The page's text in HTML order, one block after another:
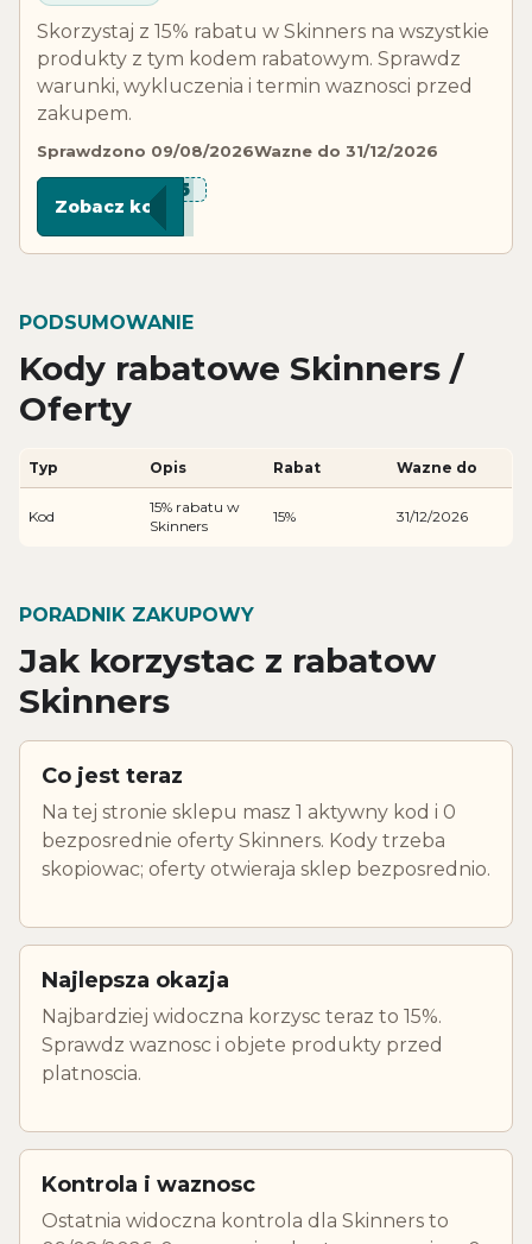
Skorzystaj z 15% rabatu w Skinners na wszystkie
produkty z tym kodem rabatowym. Sprawdz
warunki, wykluczenia i termin waznosci przed
zakupem.
Sprawdzono 09/08/2026Wazne do 31/12/2026
***J15
Zobacz kod
PODSUMOWANIE
Kody rabatowe Skinners /
Oferty
Typ Opis Rabat Wazne do
Kod
15% rabatu w
Skinners
15% 31/12/2026
PORADNIK ZAKUPOWY
Jak korzystac z rabatow
Skinners
Co jest teraz
Na tej stronie sklepu masz 1 aktywny kod i 0
bezposrednie oferty Skinners. Kody trzeba
skopiowac; oferty otwieraja sklep bezposrednio.
Najlepsza okazja
Najbardziej widoczna korzysc teraz to 15%.
Sprawdz waznosc i objete produkty przed
platnoscia.
Kontrola i waznosc
Ostatnia widoczna kontrola dla Skinners to